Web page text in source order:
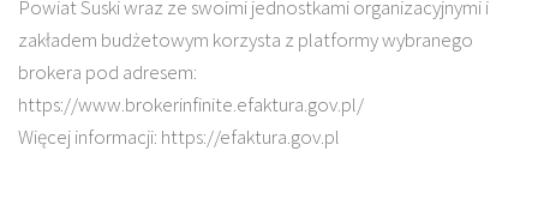
Powiat Suski wraz ze swoimi jednostkami organizacyjnymi i
zakładem budżetowym korzysta z platformy wybranego
brokera pod adresem:
https://www.brokerinfinite.efaktura.gov.pl/
Więcej informacji: https://efaktura.gov.pl